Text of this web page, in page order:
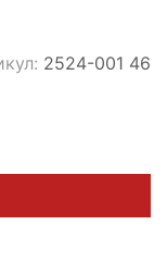
2524-001 46